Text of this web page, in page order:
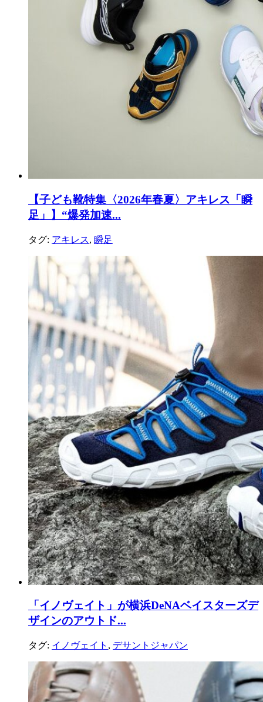
【子ども靴特集〈2026年春夏〉アキレス「瞬
足」】“爆発加速...
タグ: アキレス, 瞬足
「イノヴェイト」が横浜DeNAベイスターズデ
ザインのアウトド...
タグ: イノヴェイト , デサントジャパン